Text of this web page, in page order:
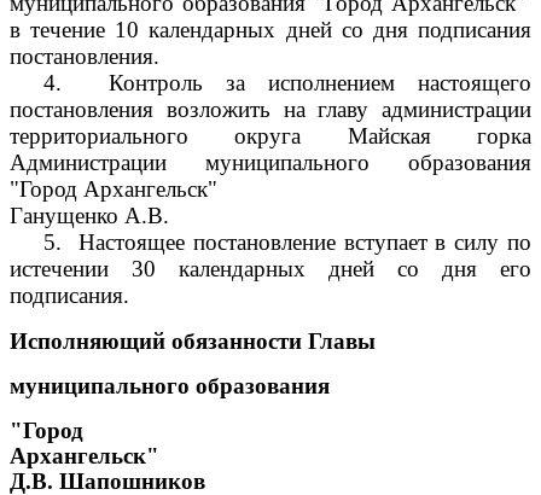
в течение 10 календарных дней со дня подписания
постановления.
4.
Контроль за исполнением настоящего
постановления возложить на главу администрации
территориального округа Майская горка
Администрации муниципального образования
"Город Архангельск"
Ганущенко А.В.
5.
Настоящее постановление вступает в силу по
истечении 30 календарных дней со дня его
подписания.
Исполняющий обязанности Главы
муниципального образования
"Город
Архангельск"
Д.В. Шапошников